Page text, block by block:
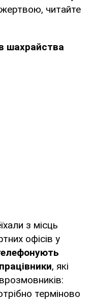
читайте
шахрайства
з місць
офісів у
, які
терміново